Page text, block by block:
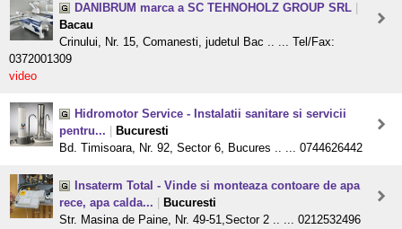
DANIBRUM marca a SC TEHNOHOLZ GROUP SRL
Bacau
Crinului, Nr. 15, Comanesti, judetul Bac .. ... Tel/Fax:
0372001309
video
Hidromotor Service - Instalatii sanitare si servicii
pentru...
Bucuresti
Bd. Timisoara, Nr. 92, Sector 6, Bucures .. ... 0744626442
Insaterm Total - Vinde si monteaza contoare de apa
rece, apa calda...
Bucuresti
Str. Masina de Paine, Nr. 49-51,Sector 2 .. ... 0212532496